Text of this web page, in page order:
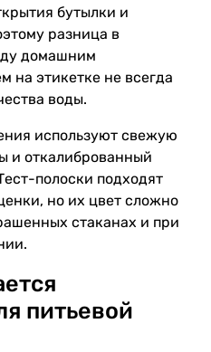
бутылки и
разница в
домашним
на этикетке не всегда
воды.
используют свежую
и откалиброванный
полоски подходят
но их цвет сложно
стаканах и при
питьевой